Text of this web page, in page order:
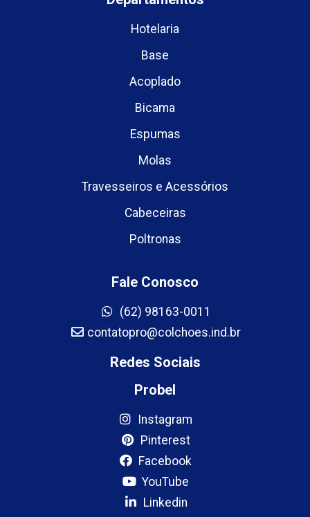
Hotelaria
Base
Acoplado
Bicama
Espumas
Molas
Travesseiros e Acessórios
Cabeceiras
Poltronas
Fale Conosco
(62) 98163-0011
contatopro@colchoes.ind.br
Redes Sociais
Probel
Instagram
Pinterest
Facebook
YouTube
Linkedin